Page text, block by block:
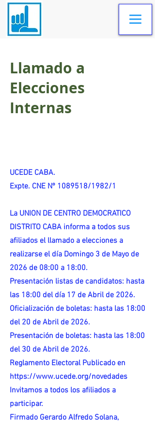
Llamado a
Elecciones
Internas
UCEDE CABA.
Expte. CNE Nº 1089518/1982/1
La UNION DE CENTRO DEMOCRATICO
DISTRITO CABA informa a todos sus
afiliados el llamado a elecciones a
realizarse el día Domingo 3 de Mayo de
2026 de 08:00 a 18:00.
Presentación listas de candidatos: hasta
las 18:00 del día 17 de Abril de 2026.
Oficialización de boletas: hasta las 18:00
del 20 de Abril de 2026.
Presentación de boletas: hasta las 18:00
del 30 de Abril de 2026.
Reglamento Electoral Publicado en
https://www.ucede.org/novedades
Invitamos a todos los afiliados a
participar.
Firmado Gerardo Alfredo Solana,